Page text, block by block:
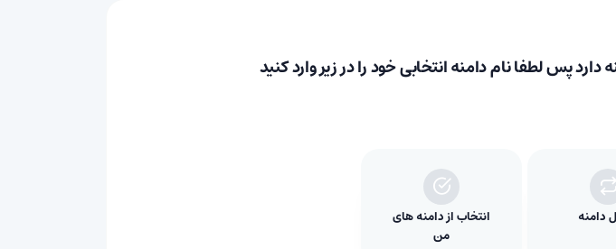
پس لطفا نام دامنه انتخابی خود را در زیر وارد کنید
دامنه
انتخاب از دامنه های
من